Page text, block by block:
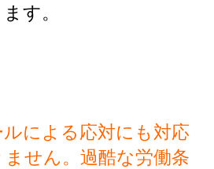
す。
による応対にも対応
せん。過酷な労働条